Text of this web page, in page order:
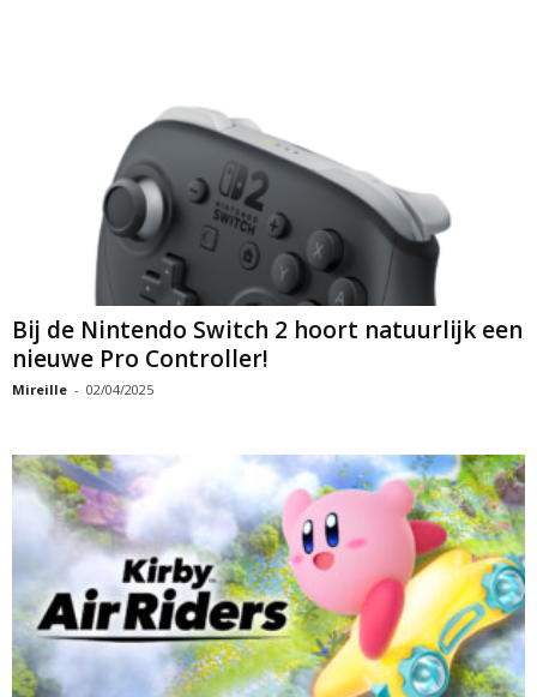
Bij de Nintendo Switch 2 hoort natuurlijk een
nieuwe Pro Controller!
Mireille - 02/04/2025